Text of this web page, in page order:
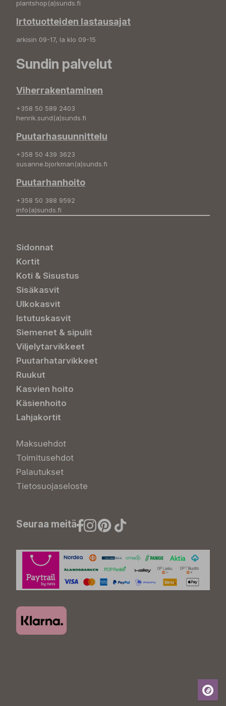
plantshop(a)sunds.fi
Irtotuotteiden lastausajat
arkisin 09-17, la klo 09-15
Sundin palvelut
Viherrakentaminen
+358 50 589 2403
henrik.sund(a)sunds.fi
Puutarhasuunnittelu
+358 50 439 3623
susanne.bjorkman(a)sunds.fi
Puutarhanhoito
+358 50 388 9592
info(a)sunds.fi
Sidonnat
Kortit
Koti & Sisustus
Sisäkasvit
Ulkokasvit
Istutuskasvit
Siemenet & sipulit
Viljelytarvikkeet
Puutarhatarvikkeet
Ruukut
Kasvien hoito
Käsienhoito
Lahjakortit
Maksuehdot
Toimitusehdot
Palautukset
Tietosuojaseloste
Seuraa meitä